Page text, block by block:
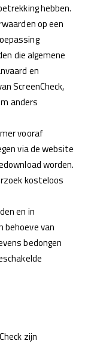
hebben.
op een
die algemene
en
ScreenCheck,
anders
vooraf
via de website
worden.
kosteloos
en in
behoeve van
bedongen
zijn